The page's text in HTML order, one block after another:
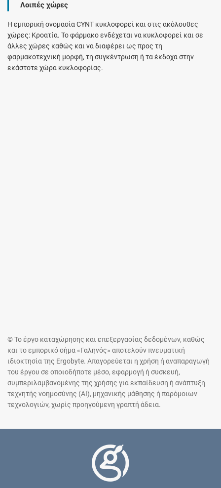
Λοιπές χώρες
Η εμπορική ονομασία CYNT κυκλοφορεί και στις ακόλουθες
χώρες: Κροατία. Το φάρμακο ενδέχεται να κυκλοφορεί και σε
άλλες χώρες καθώς και να διαφέρει ως προς τη
φαρμακοτεχνική μορφή, τη συγκέντρωση ή τα έκδοχα στην
εκάστοτε χώρα κυκλοφορίας.
© Το έργο καταχώρησης και επεξεργασίας δεδομένων, καθώς
και το εμπορικό σήμα «Γαληνός» αποτελούν πνευματική
ιδιοκτησία της Ergobyte. Απαγορεύεται η χρήση ή αναπαραγωγή
του έργου σε οποιοδήποτε μέσο, εφαρμογή ή συσκευή,
συμπεριλαμβανομένης της χρήσης για εκπαίδευση ή ανάπτυξη
τεχνητής νοημοσύνης (AI), μηχανικής μάθησης ή παρόμοιων
τεχνολογιών, χωρίς προηγούμενη γραπτή άδεια.